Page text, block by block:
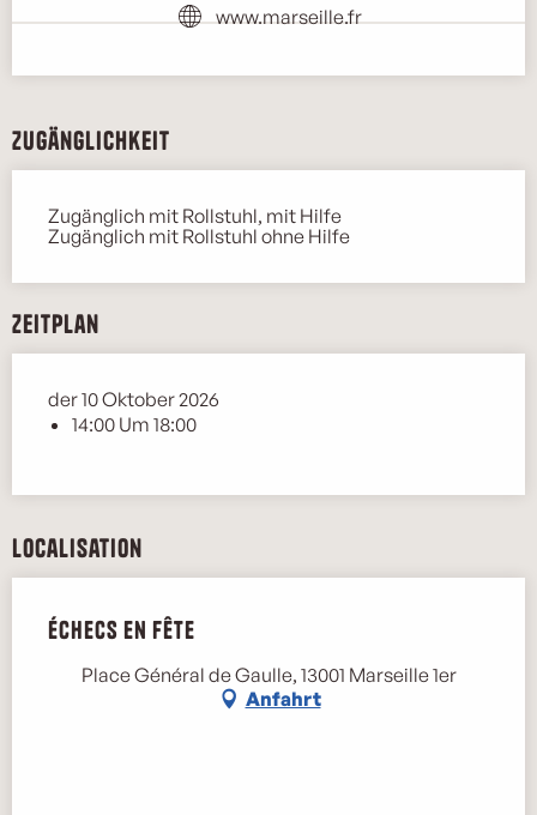
www.marseille.fr
Zugänglichkeit
Zugänglich mit Rollstuhl, mit Hilfe
Zugänglich mit Rollstuhl ohne Hilfe
Zeitplan
der 10 Oktober 2026
14:00 Um 18:00
Localisation
Échecs en fête
Place Général de Gaulle, 13001 Marseille 1er
Anfahrt